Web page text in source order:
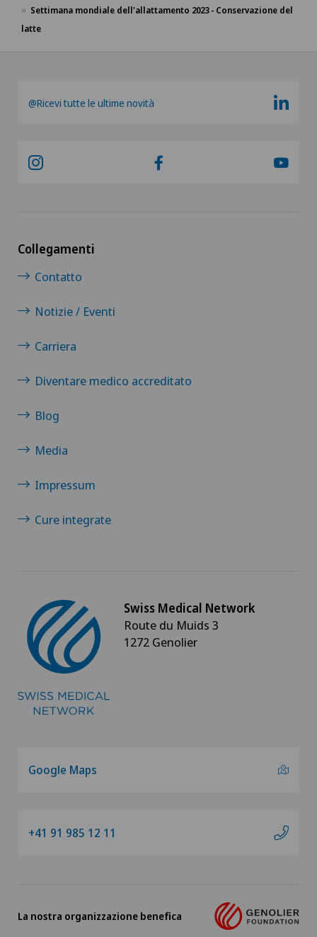
Settimana mondiale dell'allattamento 2023 - Conservazione del
latte
@Ricevi tutte le ultime novità
Collegamenti
Contatto
Notizie / Eventi
Carriera
Diventare medico accreditato
Blog
Media
Impressum
Cure integrate
Swiss Medical Network
Route du Muids 3
1272 Genolier
Google Maps
+41 91 985 12 11
La nostra organizzazione benefica